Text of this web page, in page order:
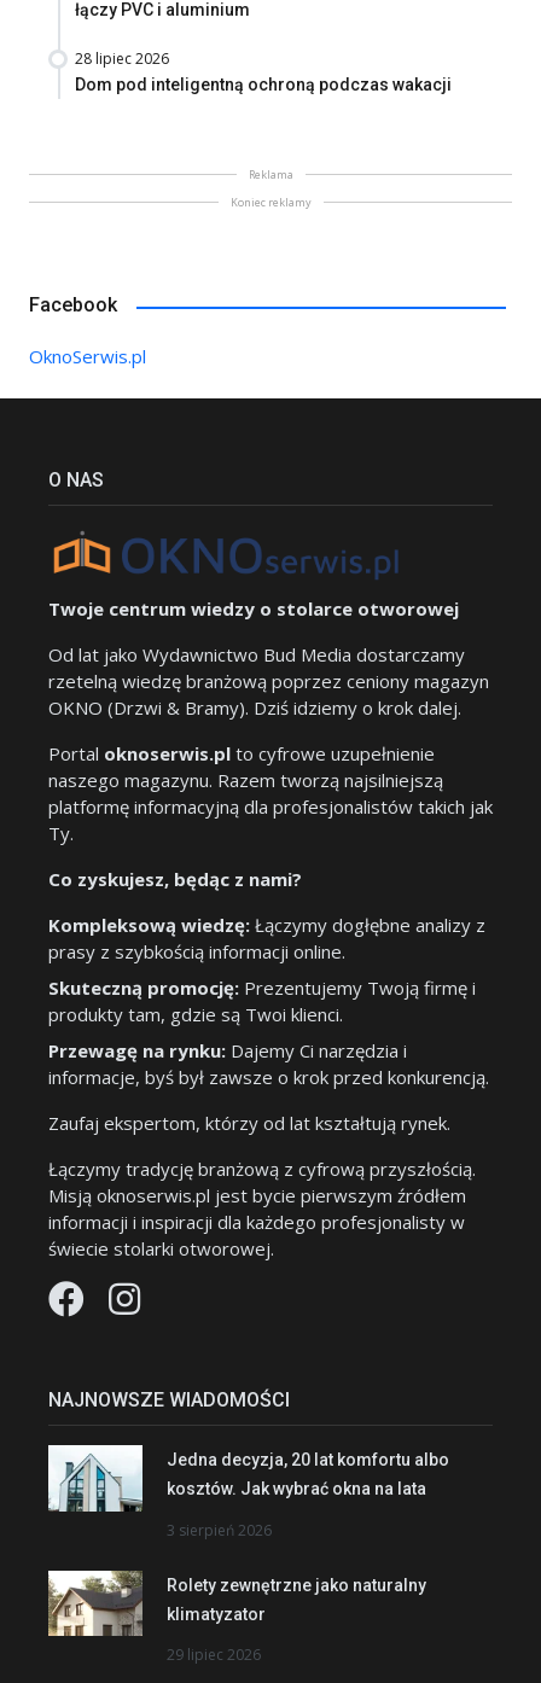
łączy PVC i aluminium
28 lipiec 2026
Dom pod inteligentną ochroną podczas wakacji
Reklama
Koniec reklamy
Facebook
OknoSerwis.pl
O NAS
Twoje centrum wiedzy o stolarce otworowej
Od lat jako Wydawnictwo Bud Media dostarczamy
rzetelną wiedzę branżową poprzez ceniony magazyn
OKNO (Drzwi & Bramy). Dziś idziemy o krok dalej.
Portal oknoserwis.pl to cyfrowe uzupełnienie
naszego magazynu. Razem tworzą najsilniejszą
platformę informacyjną dla profesjonalistów takich jak
Ty.
Co zyskujesz, będąc z nami?
Kompleksową wiedzę: Łączymy dogłębne analizy z
prasy z szybkością informacji online.
Skuteczną promocję: Prezentujemy Twoją firmę i
produkty tam, gdzie są Twoi klienci.
Przewagę na rynku: Dajemy Ci narzędzia i
informacje, byś był zawsze o krok przed konkurencją.
Zaufaj ekspertom, którzy od lat kształtują rynek.
Łączymy tradycję branżową z cyfrową przyszłością.
Misją oknoserwis.pl jest bycie pierwszym źródłem
informacji i inspiracji dla każdego profesjonalisty w
świecie stolarki otworowej.
NAJNOWSZE WIADOMOŚCI
Jedna decyzja, 20 lat komfortu albo
kosztów. Jak wybrać okna na lata
3 sierpień 2026
Rolety zewnętrzne jako naturalny
klimatyzator
29 lipiec 2026